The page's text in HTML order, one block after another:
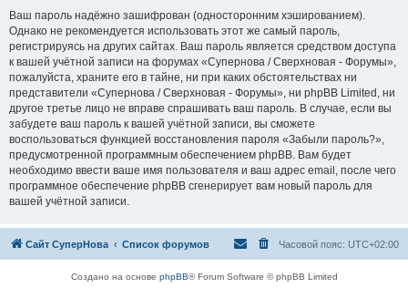
Ваш пароль надёжно зашифрован (односторонним хэшированием).
Однако не рекомендуется использовать этот же самый пароль,
регистрируясь на других сайтах. Ваш пароль является средством доступа
к вашей учётной записи на форумах «Супернова / Сверхновая - Форумы»,
пожалуйста, храните его в тайне, ни при каких обстоятельствах ни
представители «Супернова / Сверхновая - Форумы», ни phpBB Limited, ни
другое третье лицо не вправе спрашивать ваш пароль. В случае, если вы
забудете ваш пароль к вашей учётной записи, вы сможете
воспользоваться функцией восстановления пароля «Забыли пароль?»,
предусмотренной программным обеспечением phpBB. Вам будет
необходимо ввести ваше имя пользователя и ваш адрес email, после чего
программное обеспечение phpBB сгенерирует вам новый пароль для
вашей учётной записи.
Сайт СуперНова Список форумов Часовой пояс: UTC+02:00
Создано на основе phpBB® Forum Software © phpBB Limited